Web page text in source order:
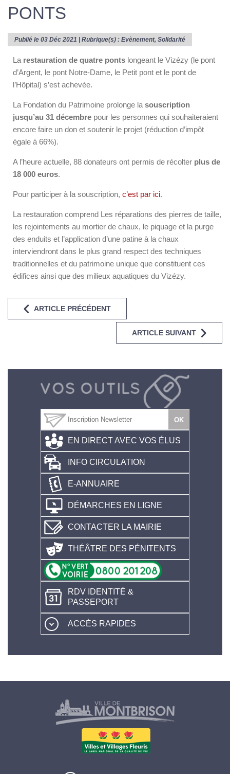
PONTS
Publié le 03 Déc 2021 | Rubrique(s) : Evènement, Solidarité
La restauration de quatre ponts longeant le Vizézy (le pont
d’Argent, le pont Notre-Dame, le Petit pont et le pont de
l’Hôpital) s’est achevée.
La Fondation du Patrimoine prolonge la souscription
jusqu’au 31 décembre pour les personnes qui souhaiteraient
encore faire un don et soutenir le projet (réduction d’impôt
égale à 66%).
A l’heure actuelle, 88 donateurs ont permis de récolter plus de
18 000 euros.
Pour participer à la souscription, c’est par ici.
La restauration comprend Les réparations des pierres de taille,
les rejointements au mortier de chaux, le piquage et la purge
des enduits et l’application d’une patine à la chaux
interviendront dans le plus grand respect des techniques
traditionnelles et du patrimoine unique que constituent ces
édifices ainsi que des milieux aquatiques du Vizézy.
ARTICLE PRÉCÉDENT
ARTICLE SUIVANT
EN DIRECT AVEC VOS ÉLUS
INFO CIRCULATION
E-ANNUAIRE
DÉMARCHES EN LIGNE
CONTACTER LA MAIRIE
THÉÂTRE DES PÉNITENTS
RDV IDENTITÉ &
PASSEPORT
ACCÈS RAPIDES